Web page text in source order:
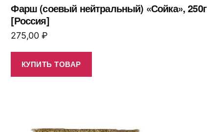
Фарш (соевый нейтральный) «Сойка», 250г
[Россия]
275,00 ₽
КУПИТЬ ТОВАР